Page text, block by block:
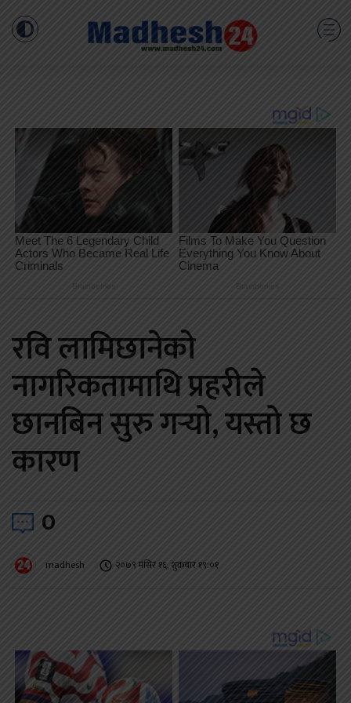
रवि लामिछानेको
नागरिकतामाथि प्रहरीले
छानबिन सुरु गर्‍यो, यस्तो छ
कारण
0
madhesh २०७९ मंसिर १६, शुक्रबार १९:०१